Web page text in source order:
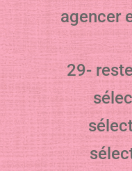
agencer
29-